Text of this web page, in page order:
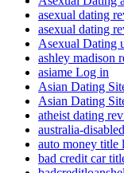
asexual dating
asexual dating
Asexual Dating
ashley madison
asiame Log in
Asian Dating
Asian Dating
atheist dating
australia-
auto money title
bad credit car